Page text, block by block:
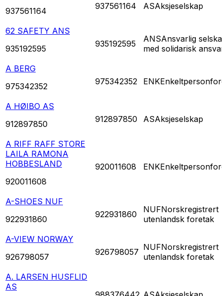
937561164
937561164 ASAksjeselskap
62 SAFETY ANS
935192595
935192595 ANSAnsvarlig
med solidarisk
A BERG
975342352
975342352 ENK
A HØIBO AS
912897850
912897850 ASAksjeselskap
A RIFF RAFF STORE
LAILA RAMONA
HOBBESLAND
920011608
920011608 ENK
A-SHOES NUF
922931860
922931860 NUFNorskregistrert
utenlandsk foretak
A-VIEW NORWAY
926798057
926798057 NUFNorskregistrert
utenlandsk foretak
A. LARSEN HUSFLID
AS